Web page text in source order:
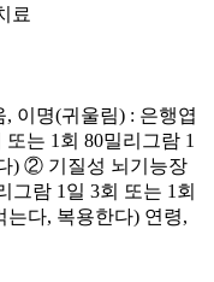
료
이명(귀울림) : 은행엽
는 1회 80밀리그람 1
) ② 기질성 뇌기능장
그람 1일 3회 또는 1회
는다, 복용한다) 연령,